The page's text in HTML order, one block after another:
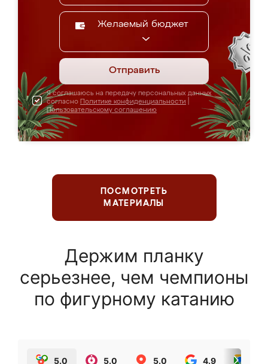
Желаемый бюджет
Отправить
Я соглашаюсь на передачу персональных данных
согласно Политике конфиденциальности
Пользовательскому соглашению
ПОСМОТРЕТЬ
МАТЕРИАЛЫ
Держим планку
серьезнее, чем чемпионы
по фигурному катанию
5.0 5.0 5.0 4.9